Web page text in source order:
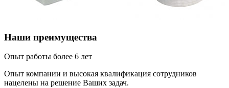
Наши преимущества
Опыт работы более 6 лет
Опыт компании и высокая квалификация сотрудников
нацелены на решение Ваших задач.